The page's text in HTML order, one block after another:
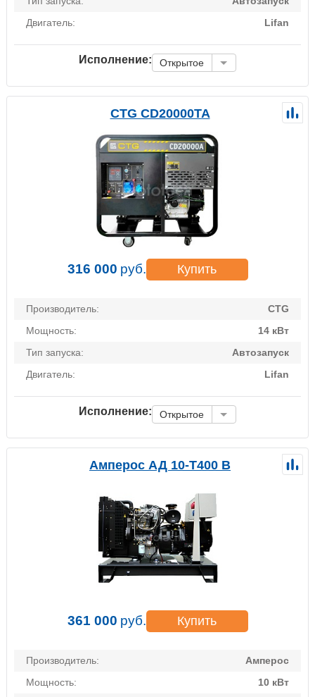
Двигатель:
Lifan
Исполнение: Открытое
CTG CD20000TA
316 000 руб. Купить
Производитель:
CTG
Мощность:
14 кВт
Тип запуска:
Автозапуск
Двигатель:
Lifan
Исполнение: Открытое
Амперос АД 10-Т400 B
361 000 руб. Купить
Производитель:
Амперос
Мощность:
10 кВт